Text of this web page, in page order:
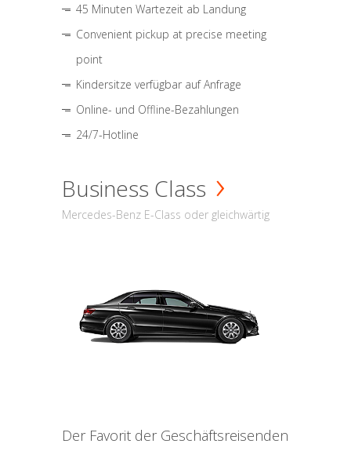
45 Minuten Wartezeit ab Landung
Convenient pickup at precise meeting
point
Kindersitze verfügbar auf Anfrage
Online- und Offline-Bezahlungen
24/7-Hotline
Business Class
Mercedes-Benz E-Class oder gleichwärtig
Der Favorit der Geschäftsreisenden